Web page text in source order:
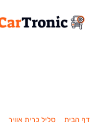
דף הבית סליל כרית אוויר